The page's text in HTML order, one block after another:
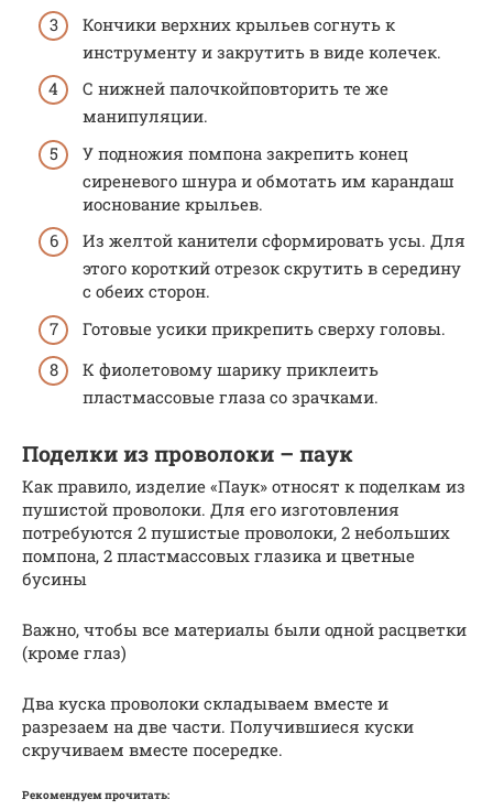
Кончики верхних крыльев согнуть к
инструменту и закрутить в виде колечек.
С нижней палочкойповторить те же
манипуляции.
У подножия помпона закрепить конец
сиреневого шнура и обмотать им карандаш
иоснование крыльев.
Из желтой канители сформировать усы. Для
этого короткий отрезок скрутить в середину
с обеих сторон.
Готовые усики прикрепить сверху головы.
К фиолетовому шарику приклеить
пластмассовые глаза со зрачками.
Поделки из проволоки – паук
Как правило, изделие «Паук» относят к поделкам из
пушистой проволоки. Для его изготовления
потребуются 2 пушистые проволоки, 2 небольших
помпона, 2 пластмассовых глазика и цветные
бусины
Важно, чтобы все материалы были одной расцветки
(кроме глаз)
Два куска проволоки складываем вместе и
разрезаем на две части. Получившиеся куски
скручиваем вместе посередке.
Рекомендуем прочитать: